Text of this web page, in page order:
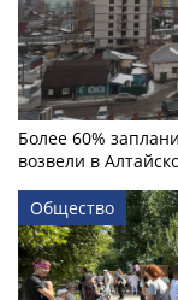
Более 60%
возвели в
Общество